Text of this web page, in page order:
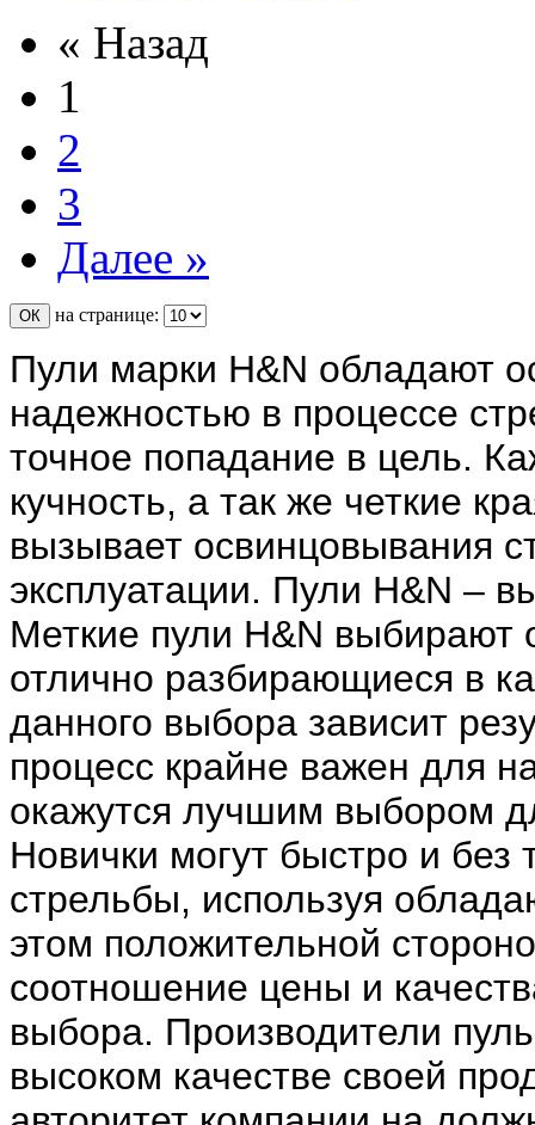
« Назад
1
2
3
Далее »
на странице:
Пули марки H&N обладают
надежностью в процессе
точное попадание в цель.
кучность, а так же четкие
вызывает освинцовывания
эксплуатации. Пули H&N –
Меткие пули H&N
отлично разбирающиеся в
данного выбора зависит
процесс крайне важен для
окажутся лучшим выбором
Новички могут быстро и без
стрельбы, используя
этом положительной
соотношение цены и
выбора. Производители
высоком качестве своей